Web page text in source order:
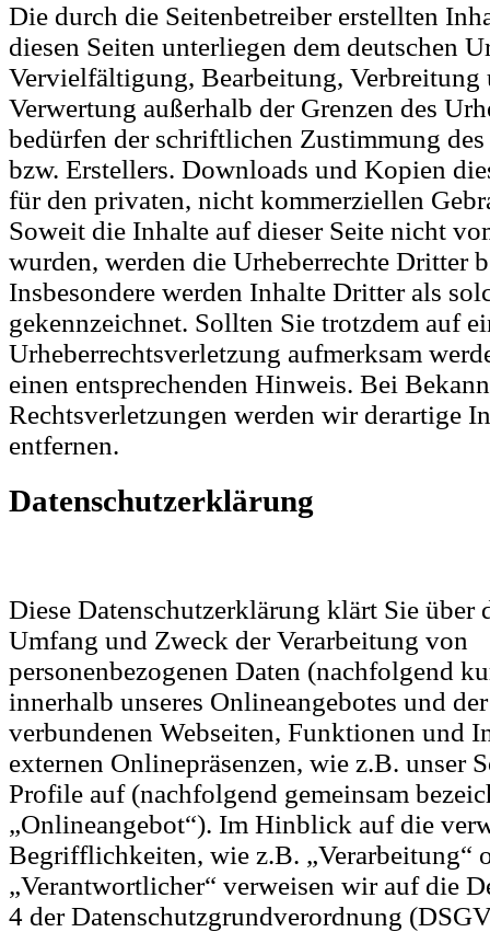
Die durch die Seitenbetreiber erstellten
diesen Seiten unterliegen dem deutschen
Vervielfältigung, Bearbeitung, Verbreitung
Verwertung außerhalb der Grenzen des
bedürfen der schriftlichen Zustimmung
bzw. Erstellers. Downloads und Kopien
für den privaten, nicht kommerziellen
Soweit die Inhalte auf dieser Seite nicht
wurden, werden die Urheberrechte Dritter
Insbesondere werden Inhalte Dritter als
gekennzeichnet. Sollten Sie trotzdem auf
Urheberrechtsverletzung aufmerksam
einen entsprechenden Hinweis. Bei
Rechtsverletzungen werden wir derartige
entfernen.
Datenschutzerklärung
Diese Datenschutzerklärung klärt Sie über
Umfang und Zweck der Verarbeitung von
personenbezogenen Daten (nachfolgend
innerhalb unseres Onlineangebotes und
verbundenen Webseiten, Funktionen und
externen Onlinepräsenzen, wie z.B. unser
Profile auf (nachfolgend gemeinsam
„Onlineangebot“). Im Hinblick auf die
Begrifflichkeiten, wie z.B. „Verarbeitung“
„Verantwortlicher“ verweisen wir auf die
4 der Datenschutzgrundverordnung